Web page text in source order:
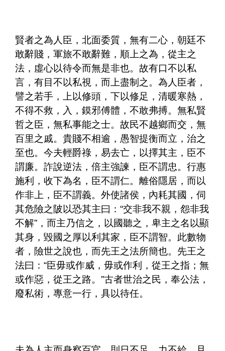
賢者之為人臣，北面委質，無有二心，朝廷不
敢辭賤，軍旅不敢辭難，順上之為，從主之
法，虛心以待令而無是非也。故有口不以私
言，有目不以私視，而上盡制之。為人臣者，
譬之若手，上以修頭，下以修足，清暖寒熱，
不得不救，入，鏌邪傅體，不敢弗搏。無私賢
哲之臣，無私事能之士。故民不越鄉而交，無
百里之戚。貴賤不相逾，愚智提衡而立，治之
至也。今夫輕爵祿，易去亡，以擇其主，臣不
謂廉。詐說逆法，倍主強諫，臣不謂忠。行惠
施利，收下為名，臣不謂仁。離俗隱居，而以
作非上，臣不謂義。外使諸侯，內耗其國，伺
其危險之陂以恐其主曰：“交非我不親，怨非我
不解”，而主乃信之，以國聽之，卑主之名以顯
其身，毀國之厚以利其家，臣不謂智。此數物
者，險世之說也，而先王之法所簡也。先王之
法曰：“臣毋或作威，毋或作利，從王之指；無
或作惡，從王之路。”古者世治之民，奉公法，
廢私術，專意一行，具以待任。